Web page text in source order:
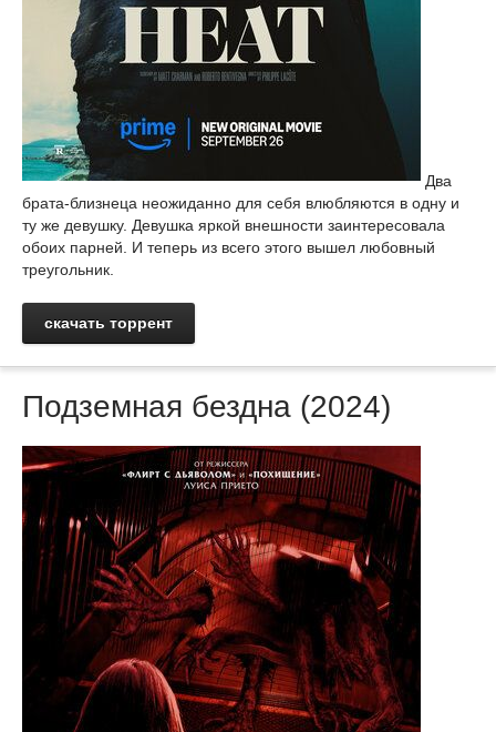
Два
брата-близнеца неожиданно для себя влюбляются в одну и
ту же девушку. Девушка яркой внешности заинтересовала
обоих парней. И теперь из всего этого вышел любовный
треугольник.
скачать торрент
Подземная бездна (2024)